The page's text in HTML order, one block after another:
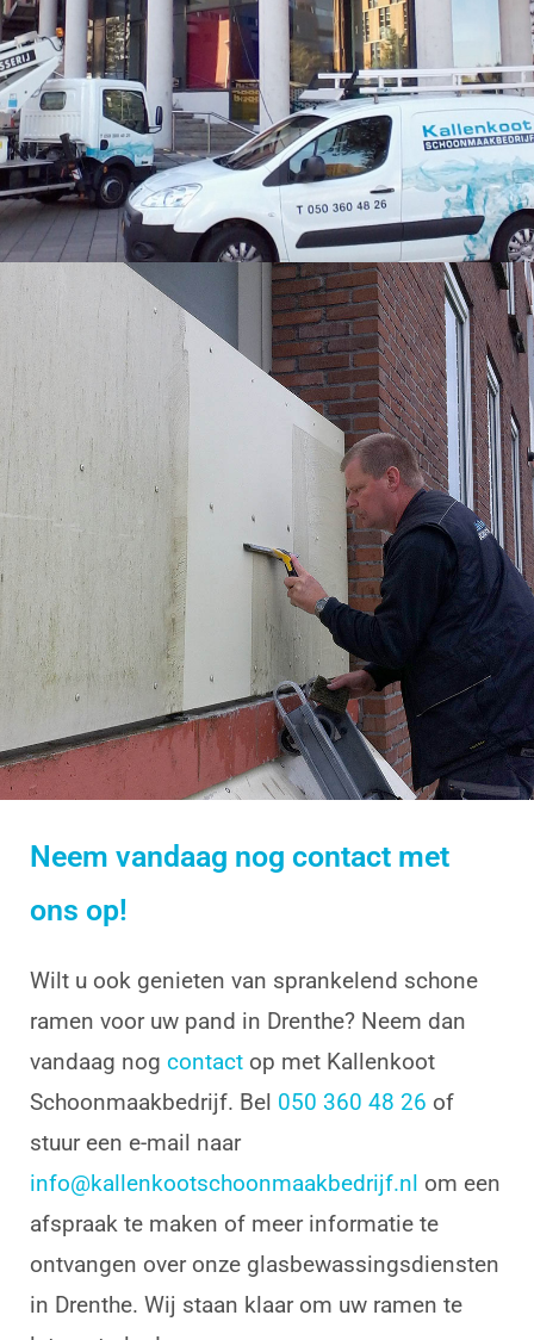
Neem vandaag nog contact met
ons op!
Wilt u ook genieten van sprankelend schone
ramen voor uw pand in Drenthe? Neem dan
vandaag nog contact op met Kallenkoot
Schoonmaakbedrijf. Bel 050 360 48 26 of
stuur een e-mail naar
info@kallenkootschoonmaakbedrijf.nl om een
afspraak te maken of meer informatie te
ontvangen over onze glasbewassingsdiensten
in Drenthe. Wij staan klaar om uw ramen te